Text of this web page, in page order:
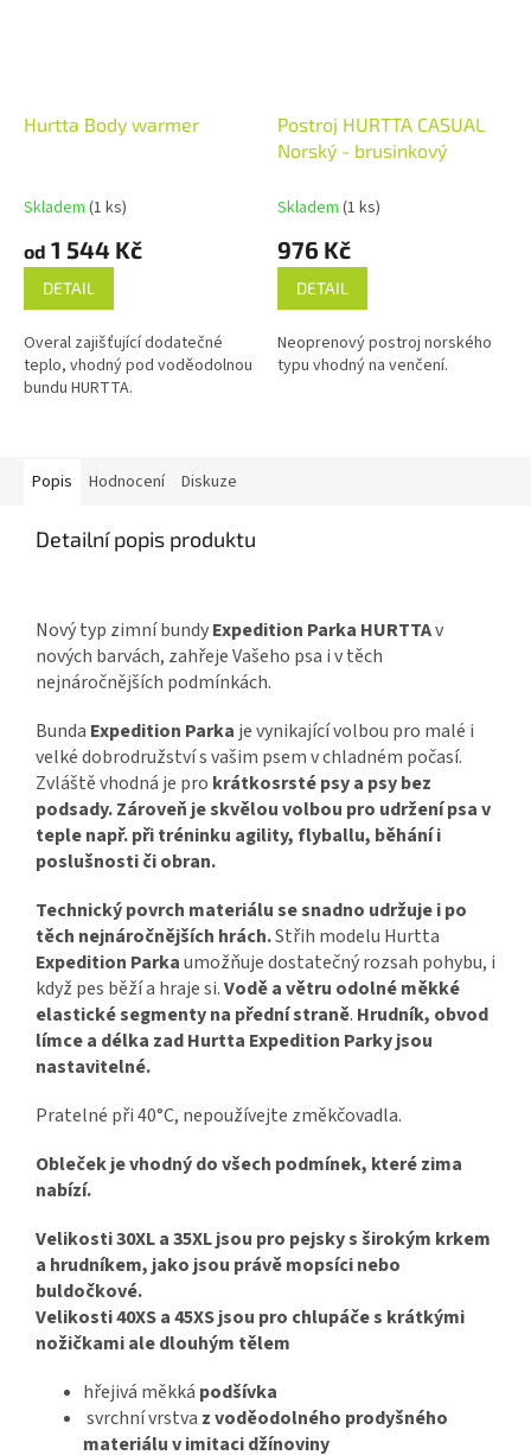
Hurtta Body warmer
Skladem (1 ks)
od 1 544 Kč
DETAIL
Overal zajišťující dodatečné
teplo, vhodný pod voděodolnou
bundu HURTTA.
Postroj HURTTA CASUAL
Norský - brusinkový
Skladem (1 ks)
976 Kč
DETAIL
Neoprenový postroj norského
typu vhodný na venčení.
Popis Hodnocení Diskuze
Detailní popis produktu
Nový typ zimní bundyExpedition Parka HURTTAv
nových barvách, zahřeje Vašeho psa i v těch
nejnáročnějších podmínkách.
Bunda Expedition Parka je vynikající volbou pro malé i
velké dobrodružství s vašim psem v chladném počasí.
Zvláště vhodná je pro krátkosrsté psy a psy bez
podsady. Zároveň je skvělou volbou pro udržení psa v
teple např. při tréninku agility, flyballu, běhání i
poslušnosti či obran.
Technický povrch materiálu se snadno udržuje i po
těch nejnáročnějších hrách.Střih modelu Hurtta
Expedition Parkaumožňuje dostatečný rozsah pohybu, i
když pes běží a hraje si.Vodě a větru odolné měkké
elastické segmenty na přední straně. Hrudník, obvod
límce a délka zad Hurtta Expedition Parky jsou
nastavitelné.
Pratelné při 40°C, nepoužívejte změkčovadla.
Obleček je vhodný do všech podmínek, které zima
nabízí.
Velikosti 30XL a 35XL jsou pro pejsky s širokým krkem
a hrudníkem, jako jsou právě mopsíci nebo
buldočkové.
Velikosti 40XS a 45XS jsou pro chlupáče s krátkými
nožičkami ale dlouhým tělem
hřejivá měkká podšívka
svrchní vrstva z voděodolného prodyšného
materiálu v imitaci džínoviny